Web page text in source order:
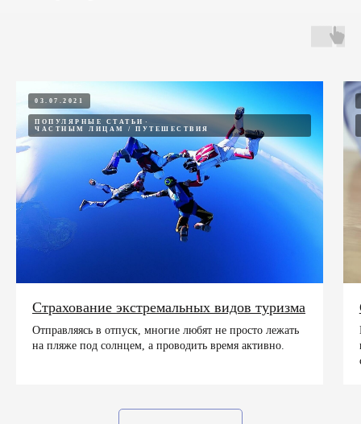
03.07.2021
ПОПУЛЯРНЫЕ СТАТЬИ
ЧАСТНЫМ ЛИЦАМ / ПУТЕШЕСТВИЯ
Страхование экстремальных видов туризма
Отправляясь в отпуск, многие любят не просто лежать
на пляже под солнцем, а проводить время активно.